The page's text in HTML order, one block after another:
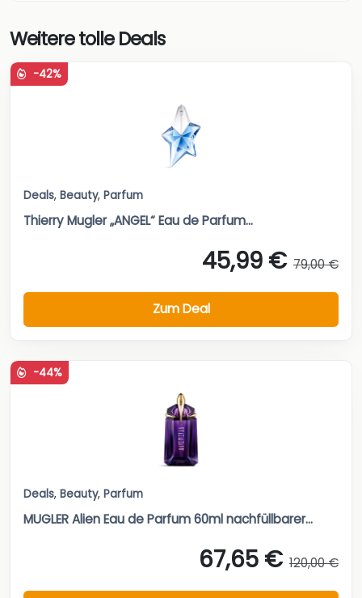
Weitere tolle Deals
-42%
Deals, Beauty, Parfum
Thierry Mugler „ANGEL“ Eau de Parfum...
45,99 € 79,00 €
Zum Deal
-44%
Deals, Beauty, Parfum
MUGLER Alien Eau de Parfum 60ml nachfüllbarer...
67,65 € 120,00 €